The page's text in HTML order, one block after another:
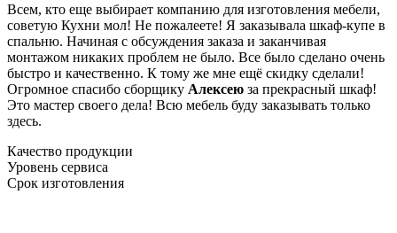
Всем, кто еще выбирает компанию для изготовления мебели,
советую Кухни мол! Не пожалеете! Я заказывала шкаф-купе в
спальню. Начиная с обсуждения заказа и заканчивая
монтажом никаких проблем не было. Все было сделано очень
быстро и качественно. К тому же мне ещё скидку сделали!
Огромное спасибо сборщику Алексею за прекрасный шкаф!
Это мастер своего дела! Всю мебель буду заказывать только
здесь.
Качество продукции
Уровень сервиса
Срок изготовления